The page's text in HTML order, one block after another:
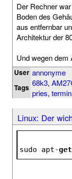
Der Rechner
Boden des
aus entfernbar
Architektur der
Und wegen
User annonyme
Tags 68k3,
pries,
Linux: Der
sudo apt-get